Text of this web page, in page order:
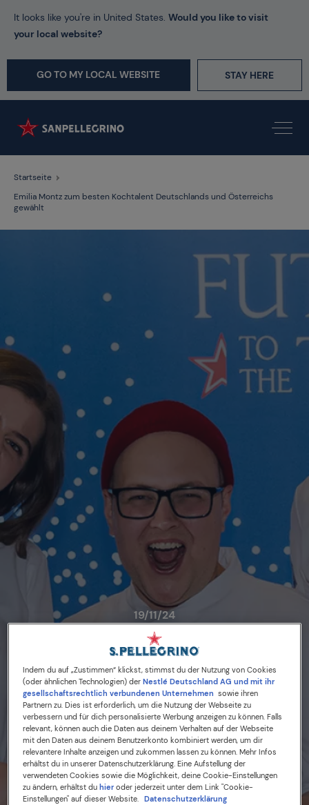
It looks like you're in United States. Would you like to visit
your local website?
GO TO MY LOCAL WEBSITE STAY HERE
Startseite
Emilia Montz zum besten Kochtalent Deutschlands und Österreichs
gewählt
19/11/24
S.PELLEGRINO YOUNG CHEF ACADEMY
Emilia Montz zum besten
Kochtalent Deutschlands
und Österreichs gewählt
Indem du auf „Zustimmen“ klickst, stimmst du der Nutzung von Cookies
(oder ähnlichen Technologien) derNestlé Deutschland AG und mit ihr
gesellschaftsrechtlich verbundenen Unternehmen sowie ihren
Partnern zu. Dies ist erforderlich, um die Nutzung der Webseite zu
verbessern und für dich personalisierte Werbung anzeigen zu können. Falls
relevant, können auch die Daten aus deinem Verhalten auf der Webseite
mit den Daten aus deinem Benutzerkonto kombiniert werden, um dir
relevantere Inhalte anzeigen und zukommen lassen zu können. Mehr Infos
erhältst du in unserer Datenschutzerklärung. Eine Aufstellung der
verwendeten Cookies sowie die Möglichkeit, deine Cookie-Einstellungen
zu ändern, erhältst du hier oder jederzeit unter dem Link "Cookie-
Einstellungen" auf dieser Website. Datenschutzerklärung